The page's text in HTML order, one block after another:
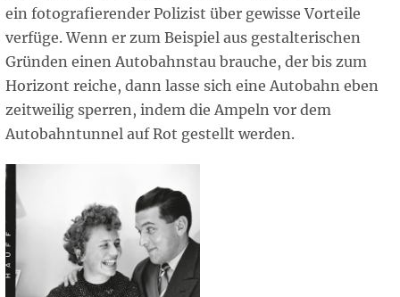
ein fotografierender Polizist über gewisse Vorteile
verfüge. Wenn er zum Beispiel aus gestalterischen
Gründen einen Autobahnstau brauche, der bis zum
Horizont reiche, dann lasse sich eine Autobahn eben
zeitweilig sperren, indem die Ampeln vor dem
Autobahntunnel auf Rot gestellt werden.